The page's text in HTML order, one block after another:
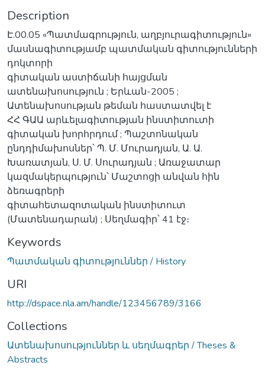
Description
Է.00.05 «Պատմագրություն, աղբյուրագիտություն»
մասնագիտությամբ պատմական գիտությունների
դոկտորի
գիտական աստիճանի հայցման
ատենախոսություն ; Երևան-2005 ;
Ատենախոսության թեման հաստատվել է
ՀՀ ԳԱԱ արևելագիտության ինստիտուտի
գիտական խորհրդում ; Պաշտոնական
ընդդիմախոսներ՝ Պ. Մ. Մուրադյան, Ա. Ա.
Խառատյան, Ս. Մ. Սուրադյան ; Առաջատար
կազմակերպություն՝ Մաշտոցի անվան հին
ձեռագրերի
գիտահետազոտական ինստիտուտ
(Մատենադարան) ; Սեղմագիր՝ 41 էջ։
Keywords
Պատմական գիտություններ / History
URI
http://dspace.nla.am/handle/123456789/3166
Collections
Ատենախոսություններ և սեղմագրեր / Theses &
Abstracts